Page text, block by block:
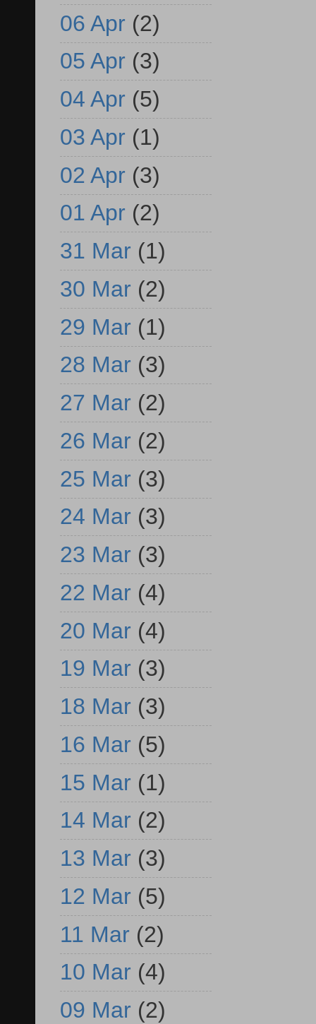
06 Apr (2)
05 Apr (3)
04 Apr (5)
03 Apr (1)
02 Apr (3)
01 Apr (2)
31 Mar (1)
30 Mar (2)
29 Mar (1)
28 Mar (3)
27 Mar (2)
26 Mar (2)
25 Mar (3)
24 Mar (3)
23 Mar (3)
22 Mar (4)
20 Mar (4)
19 Mar (3)
18 Mar (3)
16 Mar (5)
15 Mar (1)
14 Mar (2)
13 Mar (3)
12 Mar (5)
11 Mar (2)
10 Mar (4)
09 Mar (2)